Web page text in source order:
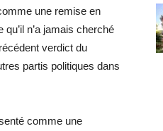
une remise en
n’a jamais cherché
verdict du
partis politiques dans
comme une